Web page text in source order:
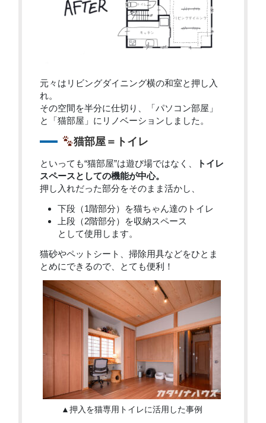
元々はリビングダイニング横の和室と押し入
れ。
その空間を半分に仕切り、「パソコン部屋」
と「猫部屋」にリノベーションしました。
猫部屋＝トイレ
といっても“猫部屋”は遊び場ではなく、
トイレ
スペースとしての機能が中心。
押し入れだった部分をそのまま活かし、
下段（1階部分）を猫ちゃん達のトイレ
上段（2階部分）を収納スペース
として使用します。
猫砂やペットシート、掃除用具などをひとま
とめにできるので、とても便利！
▲押入を猫専用トイレに活用した事例